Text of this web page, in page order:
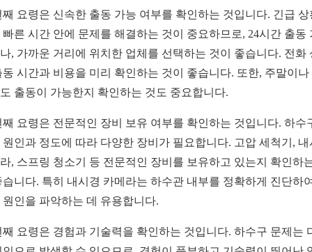
째 요령은 신속한 출동 가능 여부를 확인하는 것입니다. 긴급 상
빠른 시간 안에 문제를 해결하는 것이 중요하므로, 24시간 출동
, 가까운 거리에 위치한 업체를 선택하는 것이 좋습니다. 전화
동 시간과 비용을 미리 확인하는 것이 좋습니다. 또한, 주말이나
출동이 가능한지 확인하는 것도 중요합니다.
째 요령은 전문적인 장비 보유 여부를 확인하는 것입니다. 하수
원인과 정도에 따라 다양한 장비가 필요합니다. 고압 세척기, 내
, 스프링 청소기 등 전문적인 장비를 보유하고 있는지 확인하
습니다. 특히 내시경 카메라는 하수관 내부를 정확하게 진단하
원인을 파악하는 데 유용합니다.
째 요령은 경험과 기술력을 확인하는 것입니다. 하수구 문제는